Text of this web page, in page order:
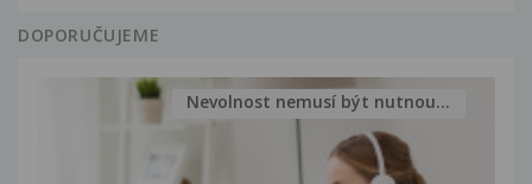
DOPORUČUJEME
Nevolnost nemusí být nutnou...